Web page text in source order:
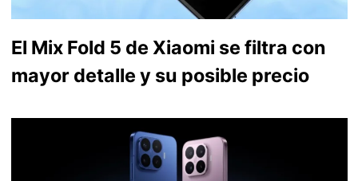
El Mix Fold 5 de Xiaomi se filtra con
mayor detalle y su posible precio